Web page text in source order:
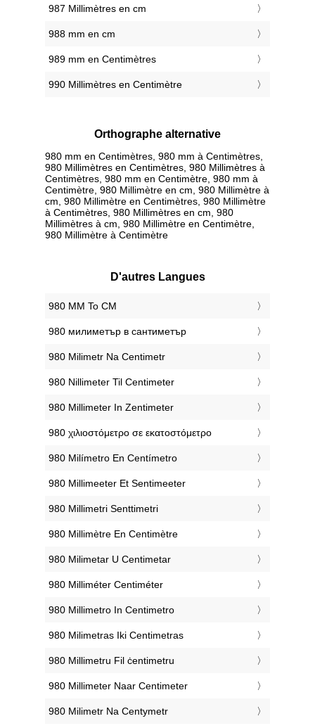
987 Millimètres en cm
988 mm en cm
989 mm en Centimètres
990 Millimètres en Centimètre
Orthographe alternative
980 mm en Centimètres, 980 mm à Centimètres,
980 Millimètres en Centimètres, 980 Millimètres à
Centimètres, 980 mm en Centimètre, 980 mm à
Centimètre, 980 Millimètre en cm, 980 Millimètre à
cm, 980 Millimètre en Centimètres, 980 Millimètre
à Centimètres, 980 Millimètres en cm, 980
Millimètres à cm, 980 Millimètre en Centimètre,
980 Millimètre à Centimètre
D'autres Langues
‎980 MM To CM
‎980 милиметър в сантиметър
‎980 Milimetr Na Centimetr
‎980 Nillimeter Til Centimeter
‎980 Millimeter In Zentimeter
‎980 χιλιοστόμετρο σε εκατοστόμετρο
‎980 Milímetro En Centímetro
‎980 Millimeeter Et Sentimeeter
‎980 Millimetri Senttimetri
‎980 Millimètre En Centimètre
‎980 Milimetar U Centimetar
‎980 Milliméter Centiméter
‎980 Millimetro In Centimetro
‎980 Milimetras Iki Centimetras
‎980 Millimetru Fil ċentimetru
‎980 Millimeter Naar Centimeter
‎980 Milimetr Na Centymetr